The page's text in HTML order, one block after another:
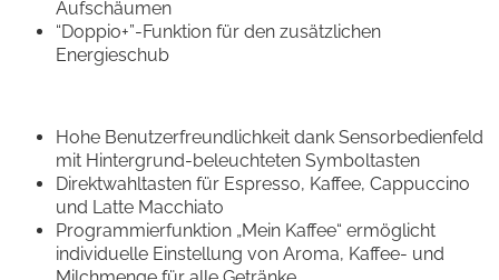
Aufschäumen
“Doppio+”-Funktion für den zusätzlichen
Energieschub
Hohe Benutzerfreundlichkeit dank Sensorbedienfeld
mit Hintergrund-beleuchteten Symboltasten
Direktwahltasten für Espresso, Kaffee, Cappuccino
und Latte Macchiato
Programmierfunktion „Mein Kaffee“ ermöglicht
individuelle Einstellung von Aroma, Kaffee- und